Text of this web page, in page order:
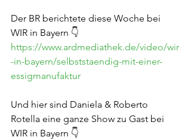
Der BR berichtete diese Woche bei
WIR in Bayern 👇
https://www.ardmediathek.de/video/wir
-in-bayern/selbststaendig-mit-einer-
essigmanufaktur
Und hier sind Daniela & Roberto
Rotella eine ganze Show zu Gast bei
WIR in Bayern 👇